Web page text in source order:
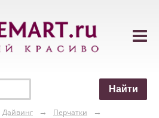
Дайвинг
Перчатки